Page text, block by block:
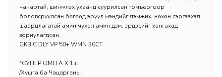
чанартай, шинжлэх ухаанд суурилсан томъёогоор
боловсруулсан бөгөөд эрүүл мэндийг дэмжих, нөхөн сэргээхэд
шаардлагатай амин чухал амин дэм, эрдэсийг хангахад
зориулагдсан.
GKB C DLY VP 50+ WMN 30CT
*СУПЕР ОМЕГА Х 1ш
/Хушга ба Чацарганы